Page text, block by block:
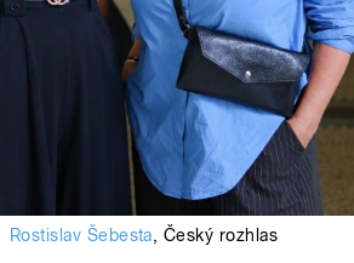
Rostislav Šebesta, Český rozhlas